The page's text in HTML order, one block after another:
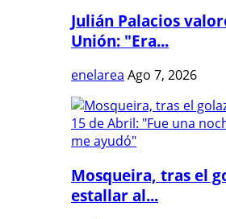
Julián Palacios
Unión: "Era...
enelarea Ago 7, 2026
Mosqueira, tras el
estallar al...